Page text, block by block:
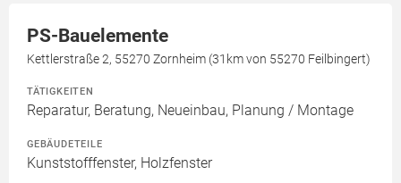
PS-Bauelemente
Kettlerstraße 2, 55270 Zornheim (31km von 55270 Feilbingert)
TÄTIGKEITEN
Reparatur, Beratung, Neueinbau, Planung / Montage
GEBÄUDETEILE
Kunststofffenster, Holzfenster